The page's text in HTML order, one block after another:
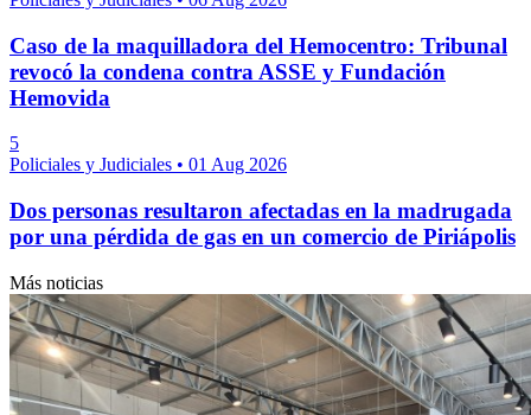
Caso de la maquilladora del Hemocentro: Tribunal
revocó la condena contra ASSE y Fundación
Hemovida
5
Policiales y Judiciales • 01 Aug 2026
Dos personas resultaron afectadas en la madrugada
por una pérdida de gas en un comercio de Piriápolis
Más noticias